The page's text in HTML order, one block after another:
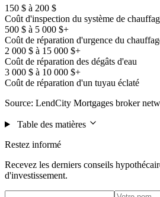
150 $ à 200 $
Coût d'inspection du système de
500 $ à 5 000 $+
Coût de réparation d'urgence du
2 000 $ à 15 000 $+
Coût de réparation des dégâts d'eau
3 000 $ à 10 000 $+
Coût de réparation d'un tuyau éclaté
Source: LendCity Mortgages broker
Table des matières
Restez informé
Recevez les derniers conseils
d'investissement.